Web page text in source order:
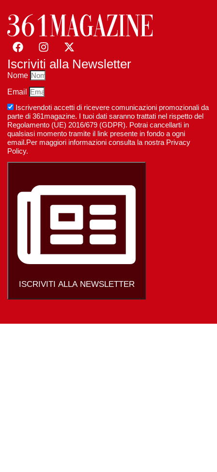
Iscriviti alla Newsletter
Nome
Email
Iscrivendoti accetti di ricevere comunicazioni promozionali da
parte di 361magazine. I tuoi dati saranno trattati nel rispetto del
Regolamento (UE) 2016/679 (GDPR). Potrai cancellarti in
qualsiasi momento tramite il link presente in fondo a ogni
email.Per maggiori informazioni consulta la nostra Privacy
Policy.
ISCRIVITI ALLA NEWSLETTER